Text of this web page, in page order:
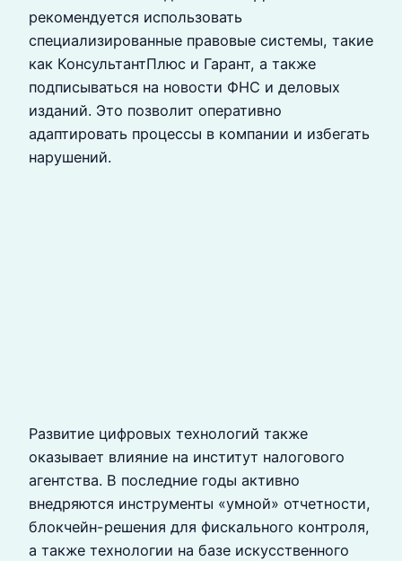
рекомендуется использовать
специализированные правовые системы, такие
как КонсультантПлюс и Гарант, а также
подписываться на новости ФНС и деловых
изданий. Это позволит оперативно
адаптировать процессы в компании и избегать
нарушений.
Развитие цифровых технологий также
оказывает влияние на институт налогового
агентства. В последние годы активно
внедряются инструменты «умной» отчетности,
блокчейн-решения для фискального контроля,
а также технологии на базе искусственного